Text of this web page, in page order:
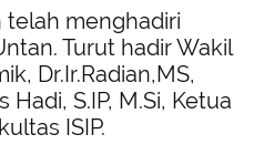
telah menghadiri
Turut hadir Wakil
Dr.Ir.Radian,MS,
S.IP, M.Si, Ketua
ISIP.